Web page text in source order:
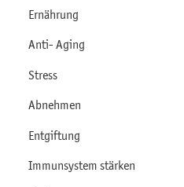
Ernährung
Anti- Aging
Stress
Abnehmen
Entgiftung
Immunsystem stärken